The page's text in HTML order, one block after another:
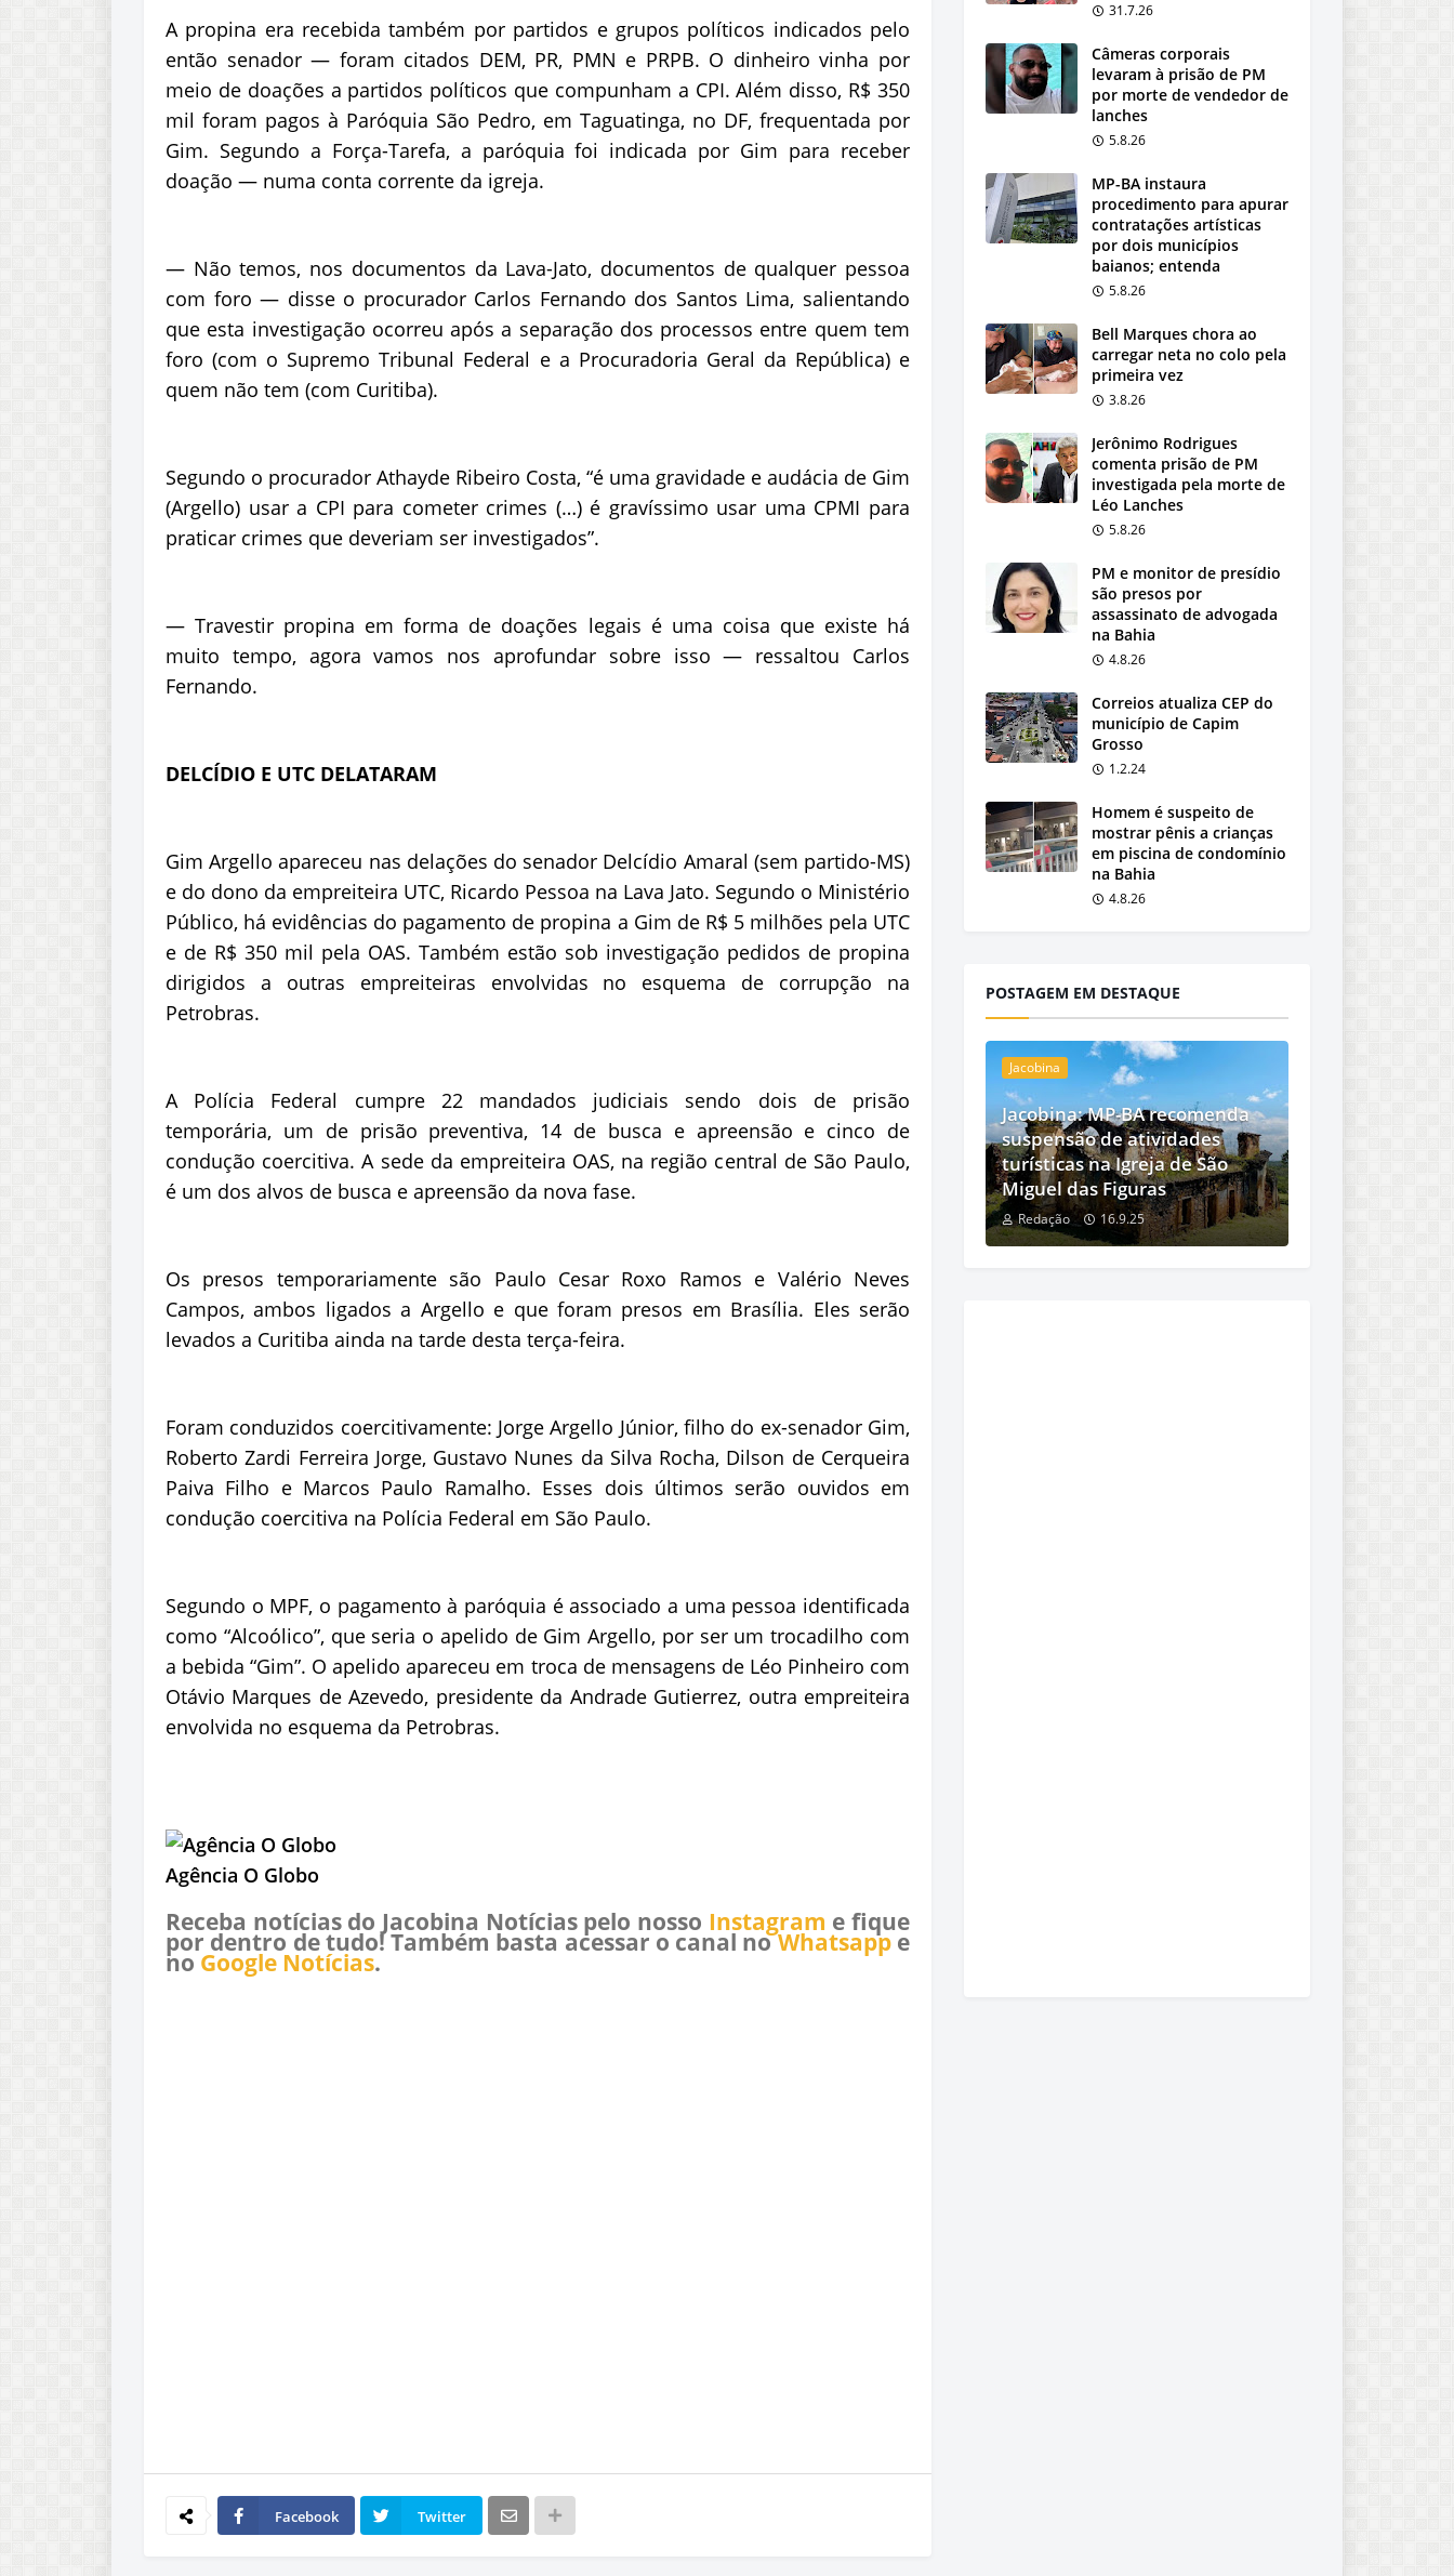
A propina era recebida também por partidos e grupos políticos indicados pelo
então senador — foram citados DEM, PR, PMN e PRPB. O dinheiro vinha por
meio de doações a partidos políticos que compunham a CPI. Além disso, R$ 350
mil foram pagos à Paróquia São Pedro, em Taguatinga, no DF, frequentada por
Gim. Segundo a Força-Tarefa, a paróquia foi indicada por Gim para receber
doação — numa conta corrente da igreja.
— Não temos, nos documentos da Lava-Jato, documentos de qualquer pessoa
com foro — disse o procurador Carlos Fernando dos Santos Lima, salientando
que esta investigação ocorreu após a separação dos processos entre quem tem
foro (com o Supremo Tribunal Federal e a Procuradoria Geral da República) e
quem não tem (com Curitiba).
Segundo o procurador Athayde Ribeiro Costa, “é uma gravidade e audácia de Gim
(Argello) usar a CPI para cometer crimes (…) é gravíssimo usar uma CPMI para
praticar crimes que deveriam ser investigados”.
— Travestir propina em forma de doações legais é uma coisa que existe há
muito tempo, agora vamos nos aprofundar sobre isso — ressaltou Carlos
Fernando.
DELCÍDIO E UTC DELATARAM
Gim Argello apareceu nas delações do senador Delcídio Amaral (sem partido-MS)
e do dono da empreiteira UTC, Ricardo Pessoa na Lava Jato. Segundo o Ministério
Público, há evidências do pagamento de propina a Gim de R$ 5 milhões pela UTC
e de R$ 350 mil pela OAS. Também estão sob investigação pedidos de propina
dirigidos a outras empreiteiras envolvidas no esquema de corrupção na
Petrobras.
A Polícia Federal cumpre 22 mandados judiciais sendo dois de prisão
temporária, um de prisão preventiva, 14 de busca e apreensão e cinco de
condução coercitiva. A sede da empreiteira OAS, na região central de São Paulo,
é um dos alvos de busca e apreensão da nova fase.
Os presos temporariamente são Paulo Cesar Roxo Ramos e Valério Neves
Campos, ambos ligados a Argello e que foram presos em Brasília. Eles serão
levados a Curitiba ainda na tarde desta terça-feira.
Foram conduzidos coercitivamente: Jorge Argello Júnior, filho do ex-senador Gim,
Roberto Zardi Ferreira Jorge, Gustavo Nunes da Silva Rocha, Dilson de Cerqueira
Paiva Filho e Marcos Paulo Ramalho. Esses dois últimos serão ouvidos em
condução coercitiva na Polícia Federal em São Paulo.
Segundo o MPF, o pagamento à paróquia é associado a uma pessoa identificada
como “Alcoólico”, que seria o apelido de Gim Argello, por ser um trocadilho com
a bebida “Gim”. O apelido apareceu em troca de mensagens de Léo Pinheiro com
Otávio Marques de Azevedo, presidente da Andrade Gutierrez, outra empreiteira
envolvida no esquema da Petrobras.
Agência O Globo
Receba notícias do Jacobina Notícias pelo nosso Instagram e fique
por dentro de tudo! Também basta acessar o canal noWhatsappe
no Google Notícias.
Facebook Twitter
31.7.26
Câmeras corporais
levaram à prisão de PM
por morte de vendedor de
lanches
5.8.26
MP-BA instaura
procedimento para apurar
contratações artísticas
por dois municípios
baianos; entenda
5.8.26
Bell Marques chora ao
carregar neta no colo pela
primeira vez
3.8.26
Jerônimo Rodrigues
comenta prisão de PM
investigada pela morte de
Léo Lanches
5.8.26
PM e monitor de presídio
são presos por
assassinato de advogada
na Bahia
4.8.26
Correios atualiza CEP do
município de Capim
Grosso
1.2.24
Homem é suspeito de
mostrar pênis a crianças
em piscina de condomínio
na Bahia
4.8.26
POSTAGEM EM DESTAQUE
Jacobina
Jacobina: MP-BA recomenda
suspensão de atividades
turísticas na Igreja de São
Miguel das Figuras
Redação 16.9.25